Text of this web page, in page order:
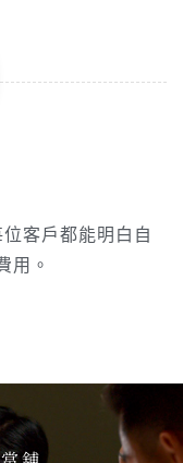
客戶都能明白自
用。